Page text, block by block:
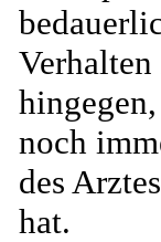
noch
des
hat.